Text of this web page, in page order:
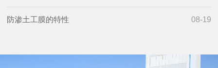
08-19
防渗土工膜的特性